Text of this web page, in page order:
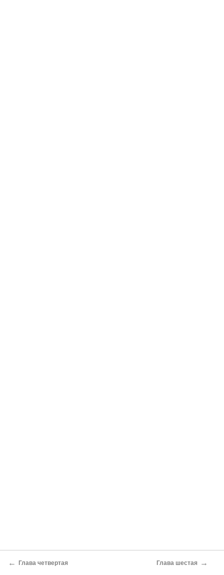
← Глава четвертая Глава шестая →